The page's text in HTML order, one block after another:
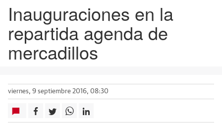
Inauguraciones en la
repartida agenda de
mercadillos
viernes, 9 septiembre 2016, 08:30